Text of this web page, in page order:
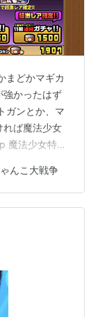
まどかマギカ
強かったはず
ガンとか、マ
れば魔法少女
魔法少女特殊
すかのコラ
ウォーナース
まどか 11連
ねこ陰陽師
ネコ 窓辺の
んこ大戦争